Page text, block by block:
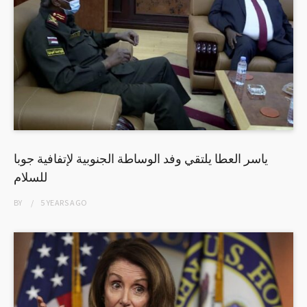
ياسر العطا يلتقي وفد الوساطة الجنوبية لإتفافية جوبا
للسلام
BY 5 YEARSAGO